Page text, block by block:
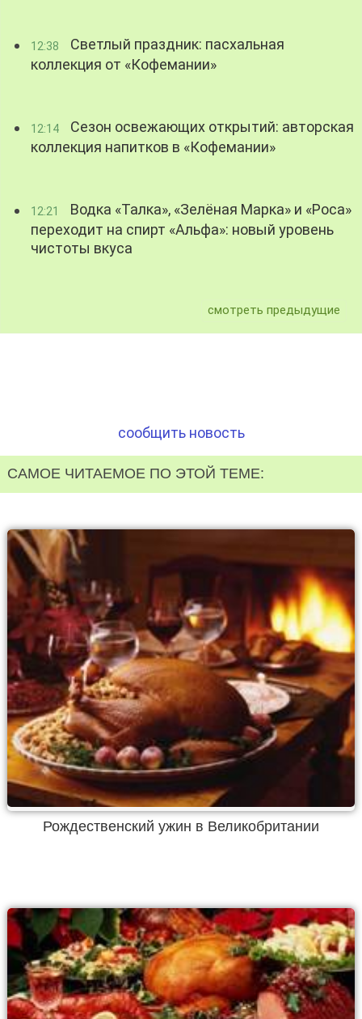
12:38
Светлый праздник: пасхальная
коллекция от «Кофемании»
12:14
Сезон освежающих открытий: авторская
коллекция напитков в «Кофемании»
12:21
Водка «Талка», «Зелёная Марка» и «Роса»
переходит на спирт «Альфа»: новый уровень
чистоты вкуса
смотреть предыдущие
сообщить новость
САМОЕ ЧИТАЕМОЕ ПО ЭТОЙ ТЕМЕ:
Рождественский ужин в Великобритании